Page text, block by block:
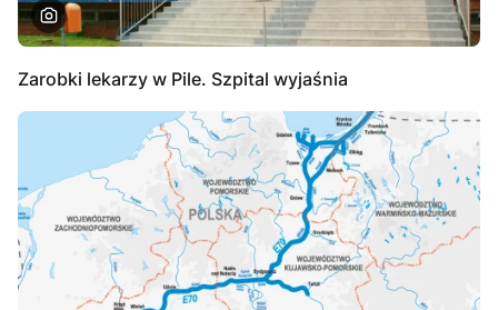
Zarobki lekarzy w Pile. Szpital wyjaśnia